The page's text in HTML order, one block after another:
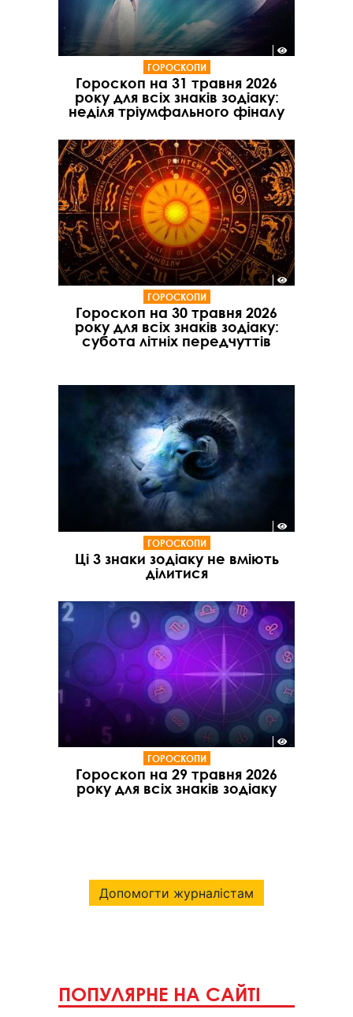
ГОРОСКОПИ
Гороскоп на 31 травня 2026
року для всіх знаків зодіаку:
неділя тріумфального фіналу
ГОРОСКОПИ
Гороскоп на 30 травня 2026
року для всіх знаків зодіаку:
субота літніх передчуттів
ГОРОСКОПИ
Ці 3 знаки зодіаку не вміють
ділитися
ГОРОСКОПИ
Гороскоп на 29 травня 2026
року для всіх знаків зодіаку
Допомогти журналістам
ПОПУЛЯРНЕ НА САЙТІ